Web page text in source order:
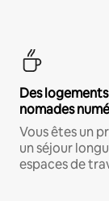
Des
nomades
Vous êtes un
un séjour
espaces de